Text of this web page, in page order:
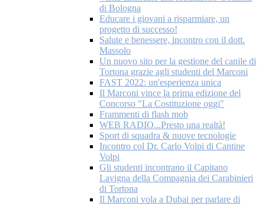
di Bologna
Educare i giovani a risparmiare, un
progetto di successo!
Salute e benessere, incontro con il dott.
Massolo
Un nuovo sito per la gestione del canile di
Tortona grazie agli studenti del Marconi
FAST 2022: un'esperienza unica
Il Marconi vince la prima edizione del
Concorso "La Costituzione oggi"
Frammenti di flash mob
WEB RADIO...Presto una realtà!
Sport di squadra & nuove tecnologie
Incontro col Dr. Carlo Volpi di Cantine
Volpi
Gli studenti incontrano il Capitano
Lavigna della Compagnia dei Carabinieri
di Tortona
Il Marconi vola a Dubai per parlare di